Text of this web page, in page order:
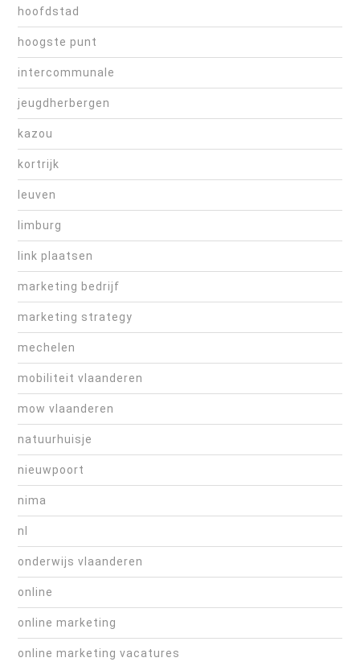
hoofdstad
hoogste punt
intercommunale
jeugdherbergen
kazou
kortrijk
leuven
limburg
link plaatsen
marketing bedrijf
marketing strategy
mechelen
mobiliteit vlaanderen
mow vlaanderen
natuurhuisje
nieuwpoort
nima
nl
onderwijs vlaanderen
online
online marketing
online marketing vacatures